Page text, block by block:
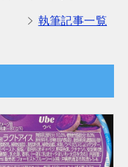
執筆記事一覧